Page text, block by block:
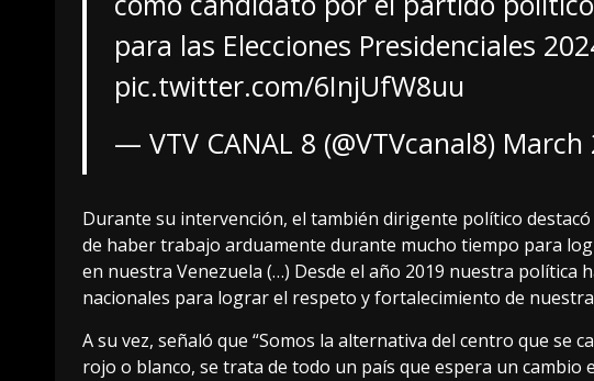
para las Elecciones Presidenciales
pic.twitter.com/6InjUfW8uu
— VTV CANAL 8 (@VTVcanal8) March
Durante su intervención, el también dirigente político
de haber trabajo arduamente durante mucho tiempo para
en nuestra Venezuela (…) Desde el año 2019 nuestra política
nacionales para lograr el respeto y fortalecimiento de
A su vez, señaló que “Somos la alternativa del centro que se
rojo o blanco, se trata de todo un país que espera un cambio